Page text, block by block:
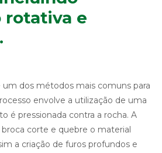
rotativa e
dos métodos mais comuns para
envolve a utilização de uma
é pressionada contra a rocha. A
corte e quebre o material
a criação de furos profundos e